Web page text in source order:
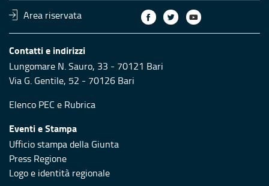
Area riservata
Contatti e indirizzi
Lungomare N. Sauro, 33 - 70121 Bari
Via G. Gentile, 52 - 70126 Bari
Elenco PEC e Rubrica
Eventi e Stampa
Ufficio stampa della Giunta
Press Regione
Logo e identità regionale